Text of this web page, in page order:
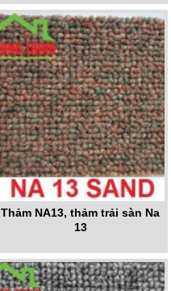
Thảm NA13, thảm trải sàn Na
13